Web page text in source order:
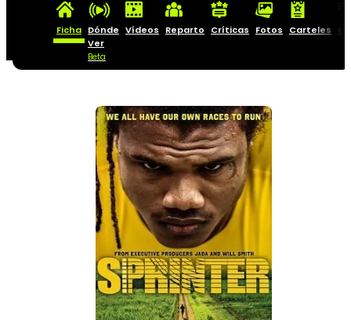
Ficha Dónde
Ver
Beta
Vídeos Reparto Críticas Fotos Carteles